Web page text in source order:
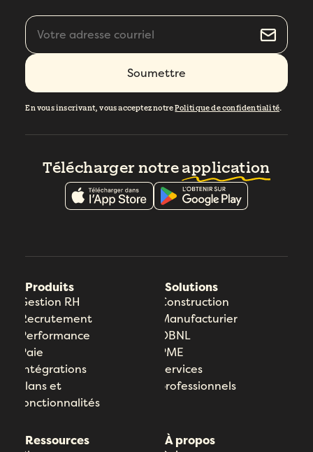
En vous inscrivant, vous acceptez notrePolitique de confidentialité.
Télécharger notreapplication
Produits
Gestion RH
Recrutement
Performance
Paie
Intégrations
Plans et
fonctionnalités
Solutions
Construction
Manufacturier
OBNL
PME
Services
professionnels
Ressources
À propos